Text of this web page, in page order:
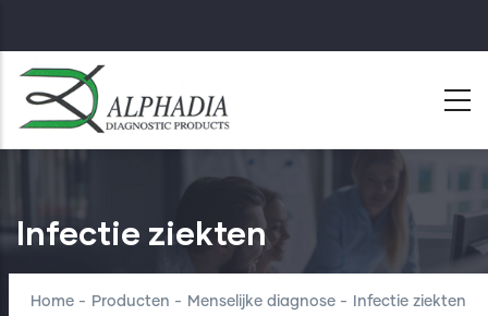
to
main
content
Infectie ziekten
Home - Producten - Menselijke diagnose - Infectie ziekten